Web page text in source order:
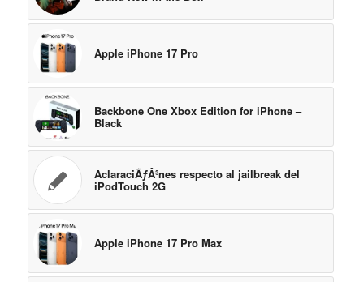
Apple iPhone 17 Pro
Backbone One Xbox Edition for iPhone –
Black
AclaraciÃƒÂ³nes respecto al jailbreak del
iPodTouch 2G
Apple iPhone 17 Pro Max